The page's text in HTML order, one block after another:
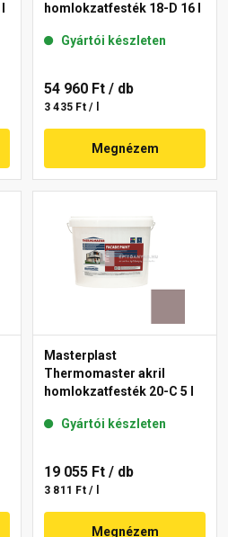
homlokzatfesték 18-D 16 l
Gyártói készleten
54 960 Ft / db
3 435 Ft / l
Megnézem
Masterplast
Thermomaster akril
homlokzatfesték 20-C 5 l
Gyártói készleten
19 055 Ft / db
3 811 Ft / l
Megnézem